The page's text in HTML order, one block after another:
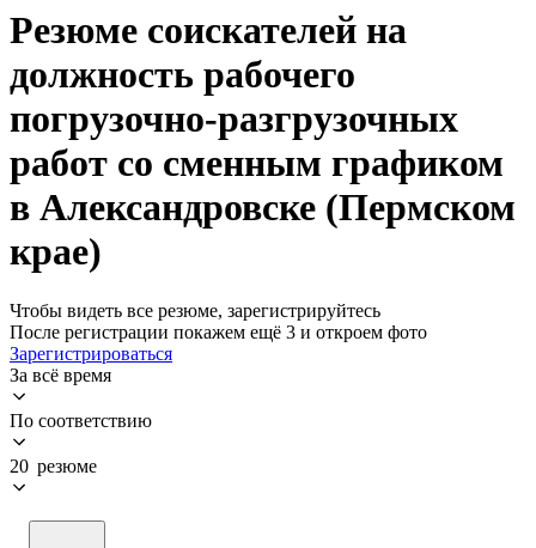
Резюме соискателей на
должность рабочего
погрузочно-разгрузочных
работ со сменным графиком
в Александровске (Пермском
крае)
Чтобы видеть все резюме, зарегистрируйтесь
После регистрации покажем ещё 3 и откроем фото
Зарегистрироваться
За всё время
По соответствию
20 резюме